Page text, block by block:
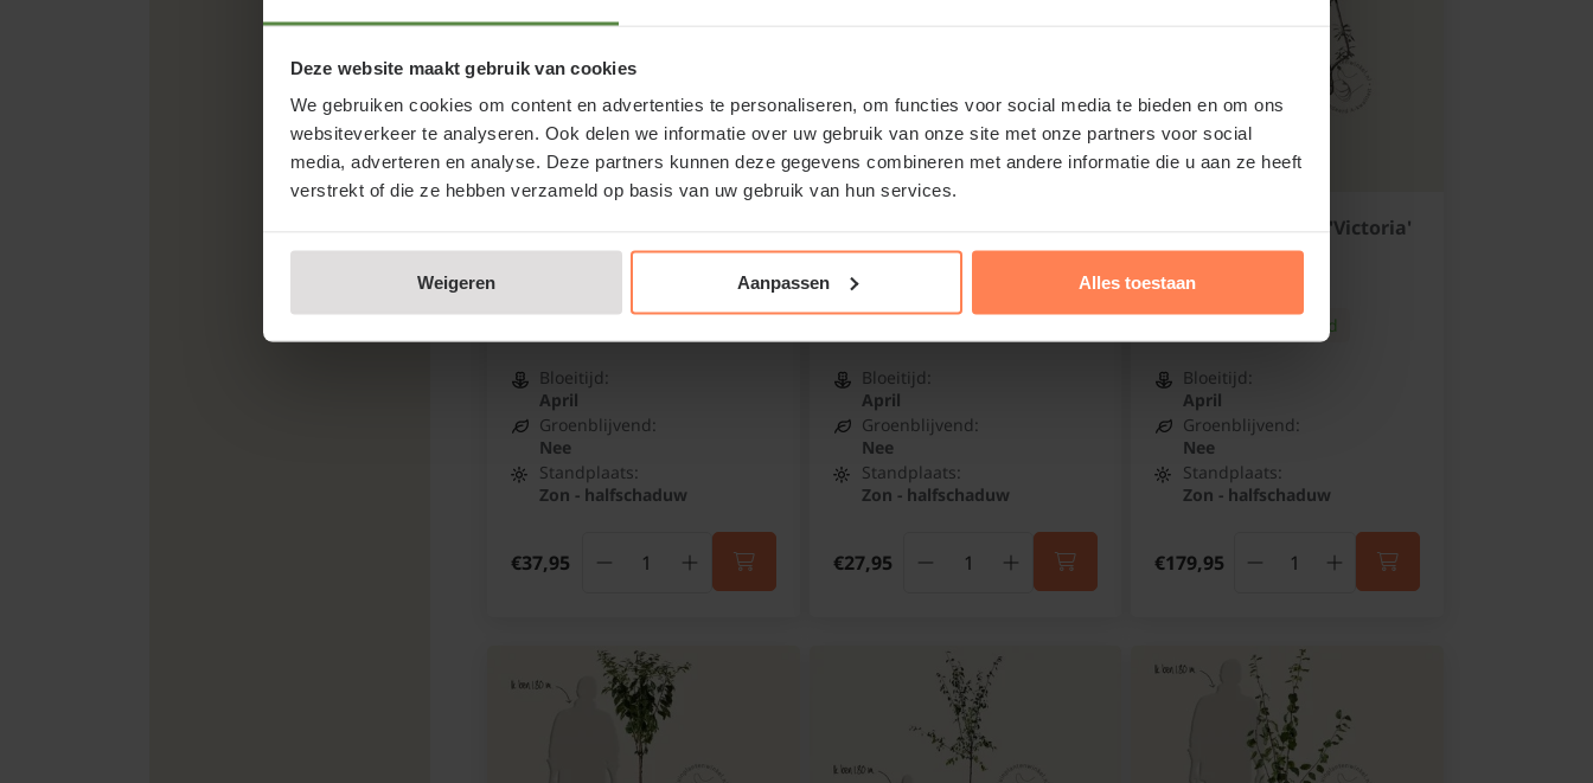
Deze website maakt gebruik van cookies
We gebruiken cookies om content en advertenties te personaliseren, om functies voor social media te bieden en om ons
websiteverkeer te analyseren. Ook delen we informatie over uw gebruik van onze site met onze partners voor social
media, adverteren en analyse. Deze partners kunnen deze gegevens combineren met andere informatie die u aan ze heeft
verstrekt of die ze hebben verzameld op basis van uw gebruik van hun services.
Weigeren Aanpassen Alles toestaan
- BIO halfstam
Bloeitijd:
April
Groenblijvend:
Nee
Standplaats:
Zon - halfschaduw
€37,95
- BIO laagstam
Pruim BIO
Bloeitijd:
April
Groenblijvend:
Nee
Standplaats:
Zon - halfschaduw
€27,95
Prunus domestica 'Victoria'
- dubbele U-vorm
Pruim
Online op voorraad
Bloeitijd:
April
Groenblijvend:
Nee
Standplaats:
Zon - halfschaduw
€179,95